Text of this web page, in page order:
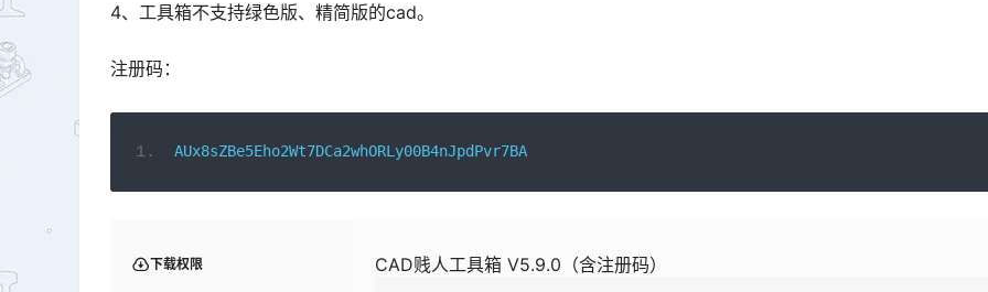
4、工具箱不支持绿色版、精简版的cad。
注册码：
AUx8sZBe5Eho2Wt7DCa2whORLy00B4nJpdPvr7BA
下载权限 CAD贱人工具箱 V5.9.0（含注册码）